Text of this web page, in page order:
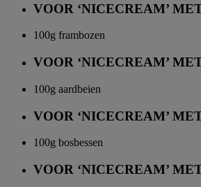
VOOR ‘NICECREAM’
100g frambozen
VOOR ‘NICECREAM’
100g aardbeien
VOOR ‘NICECREAM’
100g bosbessen
VOOR ‘NICECREAM’